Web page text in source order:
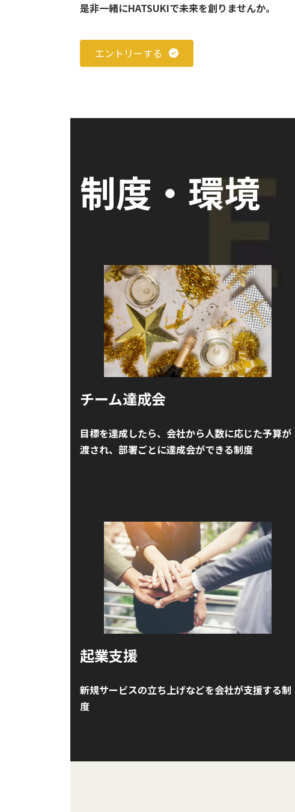
是非一緒にHATSUKIで未来を創りませんか。
エントリーする
制度・環境
チーム達成会
目標を達成したら、会社から人数に応じた予算が
渡され、部署ごとに達成会ができる制度
起業支援
新規サービスの立ち上げなどを会社が支援する制
度